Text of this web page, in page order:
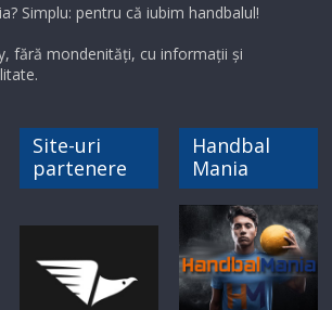
Simplu: pentru că iubim handbalul!
fără mondenități, cu informații și
Site-uri
partenere
Handbal
Mania